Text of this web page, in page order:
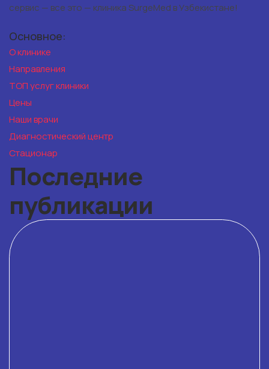
сервис — все это — клиника SurgeMed в Узбекистане!
Основное:
О клинике
Направления
ТОП услуг клиники
Цены
Наши врачи
Диагностический центр
Стационар
Последние
публикации